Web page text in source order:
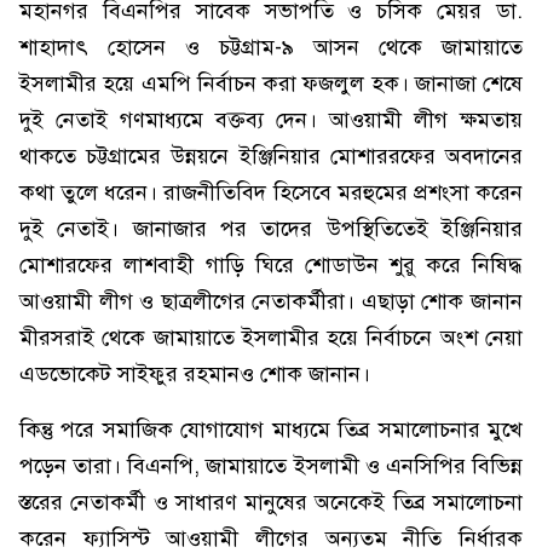
মহানগর বিএনপির সাবেক সভাপতি ও চসিক মেয়র ডা.
শাহাদাৎ হোসেন ও চট্টগ্রাম-৯ আসন থেকে জামায়াতে
ইসলামীর হয়ে এমপি নির্বাচন করা ফজলুল হক। জানাজা শেষে
দুই নেতাই গণমাধ্যমে বক্তব্য দেন। আওয়ামী লীগ ক্ষমতায়
থাকতে চট্টগ্রামের উন্নয়নে ইঞ্জিনিয়ার মোশাররফের অবদানের
কথা তুলে ধরেন। রাজনীতিবিদ হিসেবে মরহুমের প্রশংসা করেন
দুই নেতাই। জানাজার পর তাদের উপস্থিতিতেই ইঞ্জিনিয়ার
মোশারফের লাশবাহী গাড়ি ঘিরে শোডাউন শুরু করে নিষিদ্ধ
আওয়ামী লীগ ও ছাত্রলীগের নেতাকর্মীরা। এছাড়া শোক জানান
মীরসরাই থেকে জামায়াতে ইসলামীর হয়ে নির্বাচনে অংশ নেয়া
এডভোকেট সাইফুর রহমানও শোক জানান।
কিন্তু পরে সমাজিক যোগাযোগ মাধ্যমে তিব্র সমালোচনার মুখে
পড়েন তারা। বিএনপি, জামায়াতে ইসলামী ও এনসিপির বিভিন্ন
স্তরের নেতাকর্মী ও সাধারণ মানুষের অনেকেই তিব্র সমালোচনা
করেন ফ্যাসিস্ট আওয়ামী লীগের অন্যতম নীতি নির্ধারক